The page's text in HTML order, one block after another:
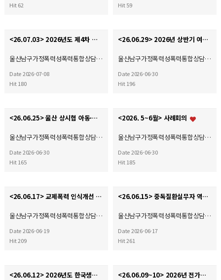
Hit 62
Hit 59
<26.07.03> 2026년도 제4차 사회복지현장실습 종결식
울산남구가정폭력성폭력통합상담…
Date 2026-07-08
Hit 180
<26.06.29> 2026년 상반기 여성폭력 예방 및 홍보 캠페인
울산남구가정폭력성폭력통합상담…
Date 2026-06-30
Hit 196
<26.06.25> 울산 상시협 아동·여성폭력예방캠페인
울산남구가정폭력성폭력통합상담…
Date 2026-06-30
Hit 165
<2026. 5~6월> 사례회의
울산남구가정폭력성폭력통합상담…
Date 2026-06-30
Hit 185
<26.06.17> 교제폭력 인식개선 및 예방 캠페인(자체)
울산남구가정폭력성폭력통합상담…
Date 2026-06-19
Hit 209
<26.06.15> 중독질환실무자 역량강화교육
울산남구가정폭력성폭력통합상담…
Date 2026-06-17
Hit 261
<26.06.12> 2026년도 한국생명의전화연맹 정기총회 <26.06.09~10> 2026년 전가협 시설장 회의 & 워크숍